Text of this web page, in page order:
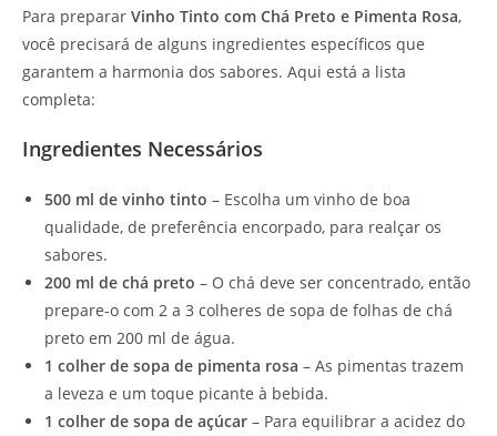
Para preparar Vinho Tinto com Chá Preto e Pimenta Rosa,
você precisará de alguns ingredientes específicos que
garantem a harmonia dos sabores. Aqui está a lista
completa:
Ingredientes Necessários
500 ml de vinho tinto – Escolha um vinho de boa
qualidade, de preferência encorpado, para realçar os
sabores.
200 ml de chá preto – O chá deve ser concentrado, então
prepare-o com 2 a 3 colheres de sopa de folhas de chá
preto em 200 ml de água.
1 colher de sopa de pimenta rosa – As pimentas trazem
a leveza e um toque picante à bebida.
1 colher de sopa de açúcar – Para equilibrar a acidez do